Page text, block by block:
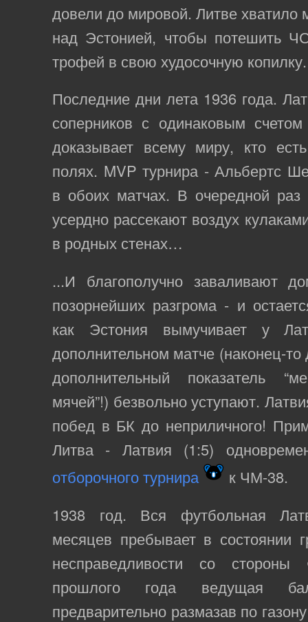
довели до мировой. Литве
над Эстонией, чтобы потешить
трофей в свою худосочную копилку.
Последние дни лета 1936 года.
соперников с одинаковым
доказывает всему миру, кто
полях. MVP турнира - Альбертс
в обоих матчах. В очередной
усердно рассекают воздух
в родных стенах…
...И благополучно заваливают
позорнейших разгрома - и
как Эстония вымучивает у
дополнительном матче (наконец-то
дополнительный показатель
мячей”!) безвольно уступают.
побед в БК до неприличного!
Литва - Латвия (1:5)
отборочного турнира
к ЧМ-38.
1938 год. Вся футбольная
месяцев пребывает в состоянии
несправедливости со
прошлого года ведущая
предварительно размазав по